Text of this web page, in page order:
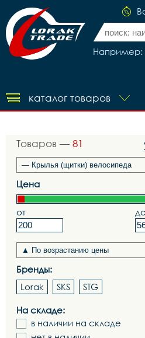
Например:
каталог товаров
Товаров — 81
Цена
от до
Бренды:
Lorak
SKS STG
На складе:
в наличии на складе